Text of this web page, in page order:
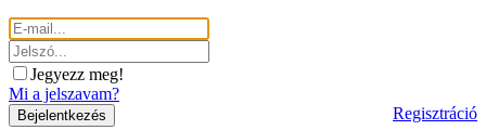
Jegyezz meg!
Mi a jelszavam?
Regisztráció